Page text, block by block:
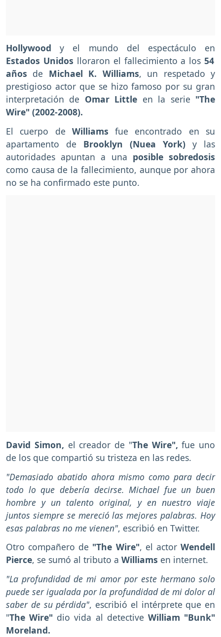
Hollywood y el mundo del espectáculo en
Estados Unidos lloraron el fallecimiento a los 54
años de Michael K. Williams, un respetado y
prestigioso actor que se hizo famoso por su gran
interpretación de Omar Little en la serie "The
Wire" (2002-2008).
El cuerpo de Williamsfue encontrado en su
apartamento de Brooklyn (Nuea York) y las
autoridades apuntan a una posible sobredosis
como causa de la fallecimiento, aunque por ahora
no se ha confirmado este punto.
David Simon, el creador de "The Wire", fue uno
de los que compartió su tristeza en las redes.
"Demasiado abatido ahora mismo como para decir
todo lo que debería decirse. Michael fue un buen
hombre y un talento original, y en nuestro viaje
juntos siempre se mereció las mejores palabras. Hoy
esas palabras no me vienen", escribió en Twitter.
Otro compañero de "The Wire", el actorWendell
Pierce, se sumó al tributo a Williams en internet.
"La profundidad de mi amor por este hermano solo
puede ser igualada por la profundidad de mi dolor al
saber de su pérdida", escribió el intérprete que en
"The Wire" dio vida al detective William "Bunk"
Moreland.